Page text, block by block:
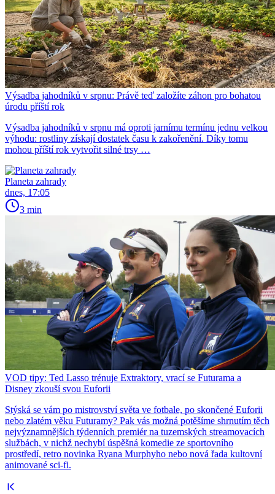
Výsadba jahodníků v srpnu: Právě teď založíte záhon pro bohatou
úrodu příští rok
Výsadba jahodníků v srpnu má oproti jarnímu termínu jednu velkou
výhodu: rostliny získají dostatek času k zakořenění. Díky tomu
mohou příští rok vytvořit silné trsy …
Planeta zahrady
dnes, 17:05
3 min
VOD tipy: Ted Lasso trénuje Extraktory, vrací se Futurama a
Disney zkouší svou Euforii
Stýská se vám po mistrovství světa ve fotbale, po skončené Euforii
nebo zlatém věku Futuramy? Pak vás možná potěšíme shrnutím těch
nejvýznamnějších týdenních premiér na tuzemských streamovacích
službách, v nichž nechybí úspěšná komedie ze sportovního
prostředí, retro novinka Ryana Murphyho nebo nová řada kultovní
animované sci-fi.